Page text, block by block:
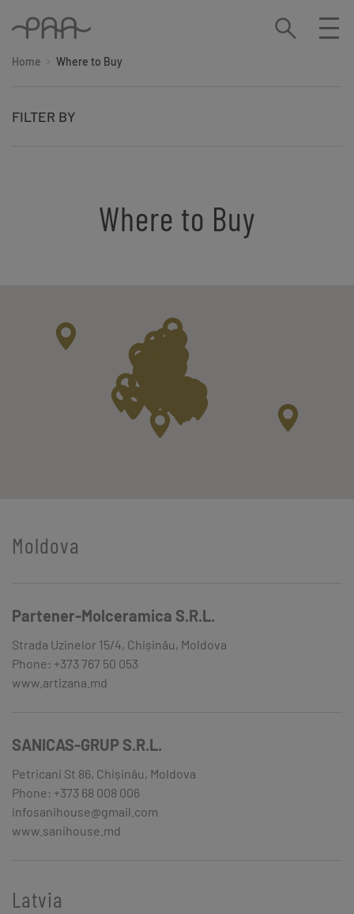
Home Where to Buy
FILTER BY
Where to Buy
Moldova
Partener-Molceramica S.R.L.
Strada Uzinelor 15/4, Chișinău, Moldova
Phone: +373 767 50 053
www.artizana.md
SANICAS-GRUP S.R.L.
Petricani St 86, Chișinău, Moldova
Phone: +373 68 008 006
infosanihouse@gmail.com
www.sanihouse.md
Latvia